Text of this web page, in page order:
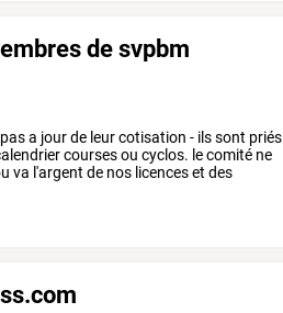
de svpbm
a jourde leurcotisation - ilssont priés
coursesou cyclos. lecomité ne
va l'argent de nos licenceset des